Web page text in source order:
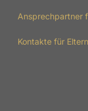
Ansprechpartner
Kontakte für Eltern